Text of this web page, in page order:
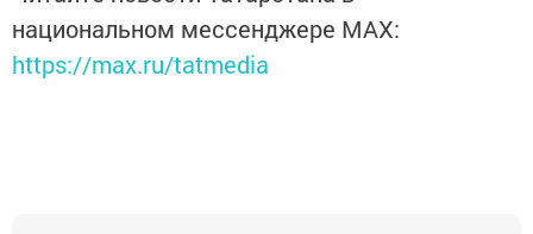
национальном мессенджере MАХ:
https://max.ru/tatmedia